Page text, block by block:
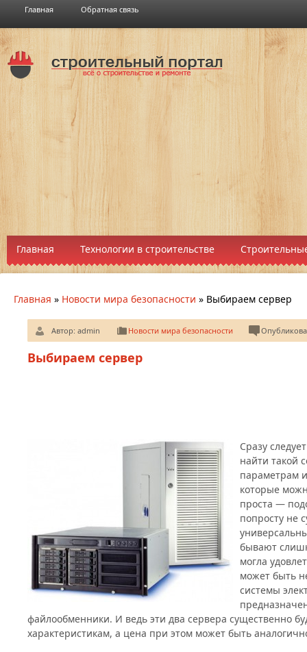
Главная Обратная связь
Главная Технологии в строительстве
Главная » Новости мира безопасности » Выбираем сервер
Автор: admin Новости мира безопасности
Выбираем сервер
Сразу
найти такой
параметрам
которые
проста —
попросту не
бывают
могла
может быть
системы
файлообменники. И ведь эти два сервера существенно
характеристикам, а цена при этом может быть